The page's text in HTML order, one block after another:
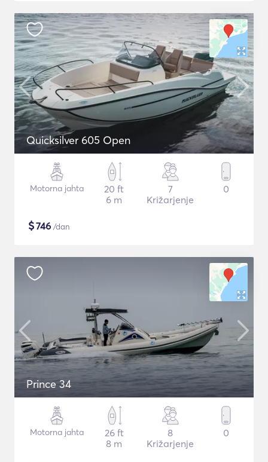
Quicksilver 605 Open
Motorna jahta
20 ft
6 m
7
Križarjenje
0
$746 /dan
Prince 34
Motorna jahta
26 ft
8 m
8
Križarjenje
0